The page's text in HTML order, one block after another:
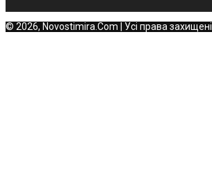
© 2026, Novostimira.Com | Усі права захищені